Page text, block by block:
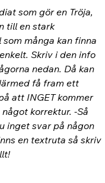
som gör en Tröja,
till en stark
många kan finna
Skriv i den info
nedan. Då kan
få fram ett
att INGET kommer
korrektur. -Så
inget svar på någon
en textruta så skriv